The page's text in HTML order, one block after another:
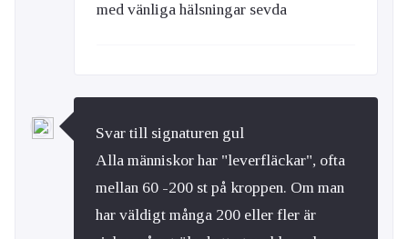
med vänliga hälsningar sevda
Svar till signaturen gul
Alla människor har "leverfläckar", ofta
mellan 60 -200 st på kroppen. Om man
har väldigt många 200 eller fler är